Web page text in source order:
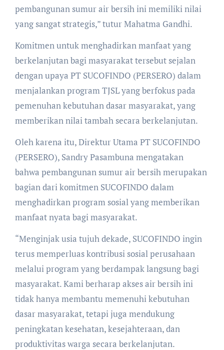
pembangunan sumur air bersih ini memiliki nilai
yang sangat strategis,” tutur Mahatma Gandhi.
Komitmen untuk menghadirkan manfaat yang
berkelanjutan bagi masyarakat tersebut sejalan
dengan upaya PT SUCOFINDO (PERSERO) dalam
menjalankan program TJSL yang berfokus pada
pemenuhan kebutuhan dasar masyarakat, yang
memberikan nilai tambah secara berkelanjutan.
Oleh karena itu, Direktur Utama PT SUCOFINDO
(PERSERO), Sandry Pasambuna mengatakan
bahwa pembangunan sumur air bersih merupakan
bagian dari komitmen SUCOFINDO dalam
menghadirkan program sosial yang memberikan
manfaat nyata bagi masyarakat.
“Menginjak usia tujuh dekade, SUCOFINDO ingin
terus memperluas kontribusi sosial perusahaan
melalui program yang berdampak langsung bagi
masyarakat. Kami berharap akses air bersih ini
tidak hanya membantu memenuhi kebutuhan
dasar masyarakat, tetapi juga mendukung
peningkatan kesehatan, kesejahteraan, dan
produktivitas warga secara berkelanjutan.